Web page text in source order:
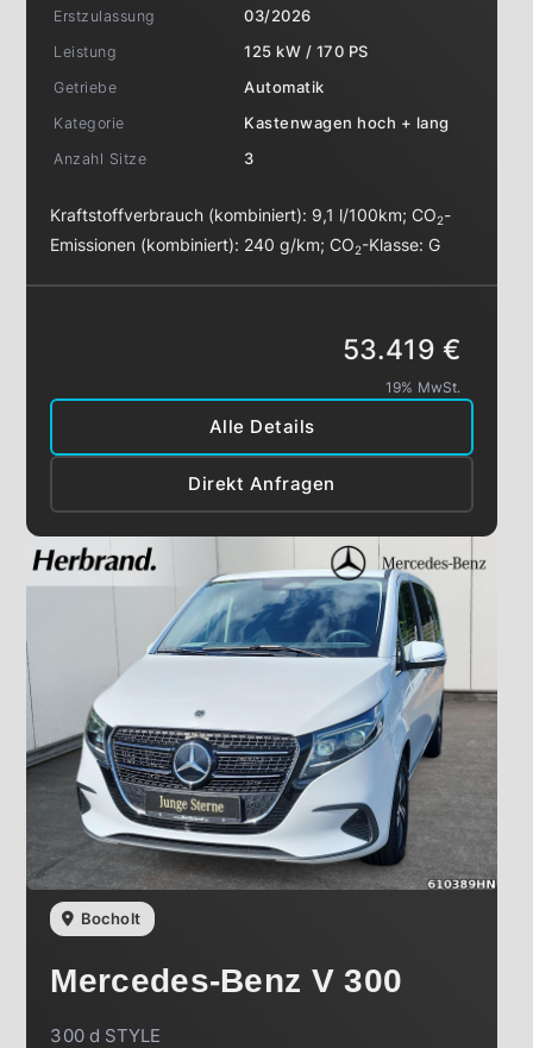
Erstzulassung
03/2026
Leistung
125 kW / 170 PS
Getriebe
Automatik
Kategorie
Kastenwagen hoch + lang
Anzahl Sitze
3
Kraftstoffverbrauch (kombiniert): 9,1 l/100km;CO2-
Emissionen (kombiniert): 240 g/km;CO2-Klasse:G
Alle Details
Direkt Anfragen
53.419 €
19% MwSt.
Bocholt
Mercedes-Benz V 300
300 d STYLE